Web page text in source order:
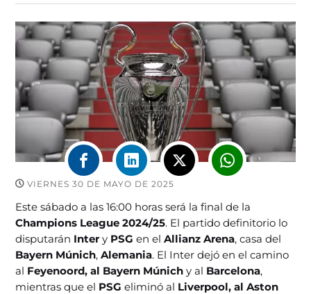
VIERNES 30 DE MAYO DE 2025
Este sábado a las 16:00 horas será la final de la
Champions League 2024/25. El partido definitorio lo
disputarán Inter y PSG en elAllianz Arena, casa del
Bayern Múnich,Alemania. El Inter dejó en el camino
al Feyenoord, al Bayern Múnich y al Barcelona,
mientras que el PSG eliminó al Liverpool, al Aston